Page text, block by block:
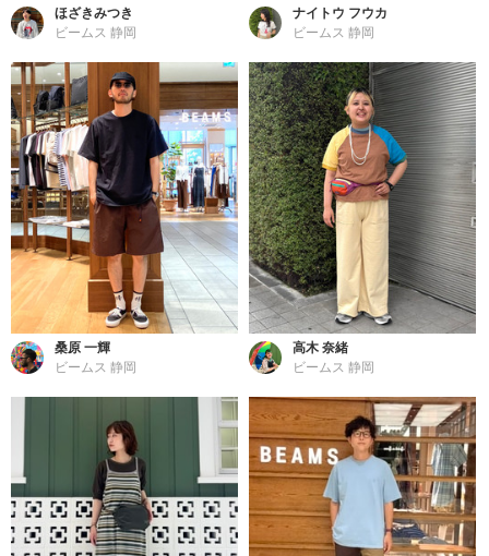
ほざきみつき
ビームス 静岡
ナイトウ フウカ
ビームス 静岡
桑原 一輝
ビームス 静岡
高木 奈緒
ビームス 静岡